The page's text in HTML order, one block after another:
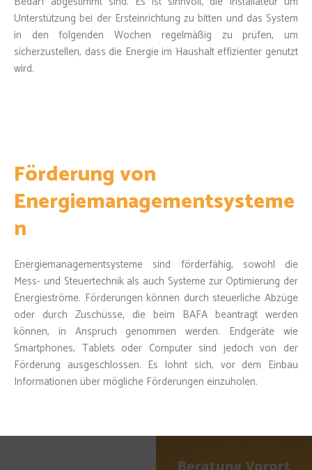
Unterstützung bei der Ersteinrichtung zu bitten und das System
in den folgenden Wochen regelmäßig zu prüfen, um
sicherzustellen, dass die Energie im Haushalt effizienter genutzt
wird.
Förderung von
Energiemanagementsysteme
n
Energiemanagementsysteme sind förderfähig, sowohl die
Mess- und Steuertechnik als auch Systeme zur Optimierung der
Energieströme. Förderungen können durch steuerliche Abzüge
oder durch Zuschüsse, die beim BAFA beantragt werden
können, in Anspruch genommen werden. Endgeräte wie
Smartphones, Tablets oder Computer sind jedoch von der
Förderung ausgeschlossen. Es lohnt sich, vor dem Einbau
Informationen über mögliche Förderungen einzuholen.